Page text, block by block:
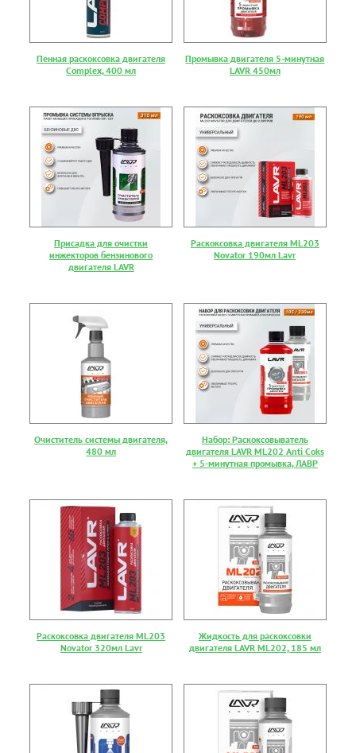
Пенная раскоксовка двигателя
Complex, 400 мл
Промывка двигателя 5-минутная
LAVR 450мл
Присадка для очистки
инжекторов бензинового
двигателя LAVR
Раскоксовка двигателя ML203
Novator 190мл Lavr
Очиститель системы двигателя,
480 мл
Набор: Раскоксовыватель
двигателя LAVR ML202 Anti Coks
+ 5-минутная промывка, ЛАВР
Раскоксовка двигателя ML203
Novator 320мл Lavr
Жидкость для раскоксовки
двигателя LAVR ML202, 185 мл